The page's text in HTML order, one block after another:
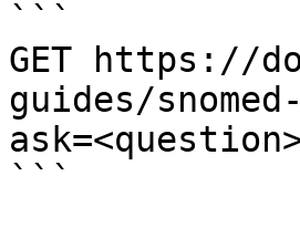
```
GET https://
guides/
```